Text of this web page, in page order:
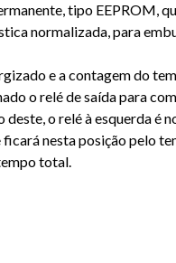
tipo EEPROM,
normalizada, para
e a contagem do
o relé de saída para
o relé à esquerda é
nesta posição pelo
total.